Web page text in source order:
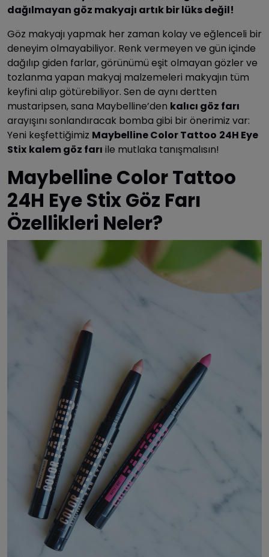
dağılmayan göz makyajı artık bir lüks değil!
Göz makyajı yapmak her zaman kolay ve eğlenceli bir
deneyim olmayabiliyor. Renk vermeyen ve gün içinde
dağılıp giden farlar, görünümü eşit olmayan gözler ve
tozlanma yapan makyaj malzemeleri makyajın tüm
keyfini alıp götürebiliyor. Sen de aynı dertten
mustaripsen, sana Maybelline’den kalıcı göz farı
arayışını sonlandıracak bomba gibi bir önerimiz var:
Yeni keşfettiğimiz Maybelline Color Tattoo 24H Eye
Stix kalem göz farı ile mutlaka tanışmalısın!
Maybelline Color Tattoo
24H Eye Stix Göz Farı
Özellikleri Neler?